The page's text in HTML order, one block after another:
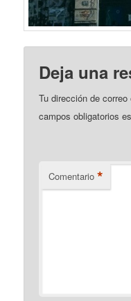
Deja una
Tu dirección de
campos obligatorios
Comentario *